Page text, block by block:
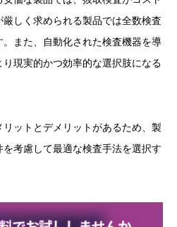
しく求められる製品では全数検査
また、自動化された検査機器を導
現実的かつ効率的な選択肢になる
ットとデメリットがあるため、製
考慮して最適な検査手法を選択す